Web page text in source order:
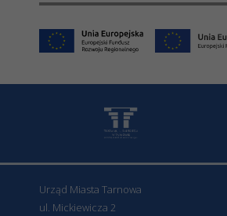
Urząd Miasta Tarnowa
ul. Mickiewicza 2